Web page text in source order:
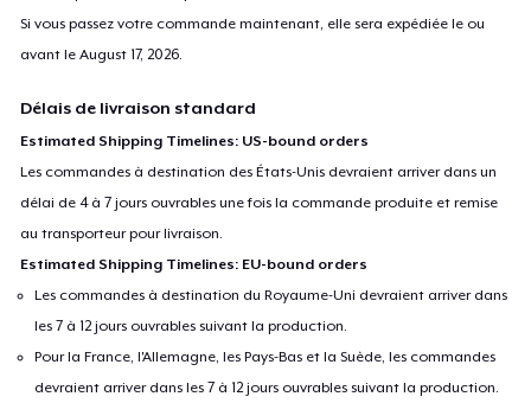
Si vous passez votre commande maintenant, elle sera expédiée le ou
avant leAugust 17, 2026
Délais de livraison standard
Estimated Shipping Timelines: US-bound orders
Les commandes à destination des États-Unis devraient arriver dans un
délai de 4 à 7 jours ouvrables une fois la commande produite et remise
au transporteur pour livraison.
Estimated Shipping Timelines: EU-bound orders
Les commandes à destination du Royaume-Uni devraient arriver dans
les 7 à 12 jours ouvrables suivant la production.
Pour la France, l'Allemagne, les Pays-Bas et la Suède, les commandes
devraient arriver dans les 7 à 12 jours ouvrables suivant la production.